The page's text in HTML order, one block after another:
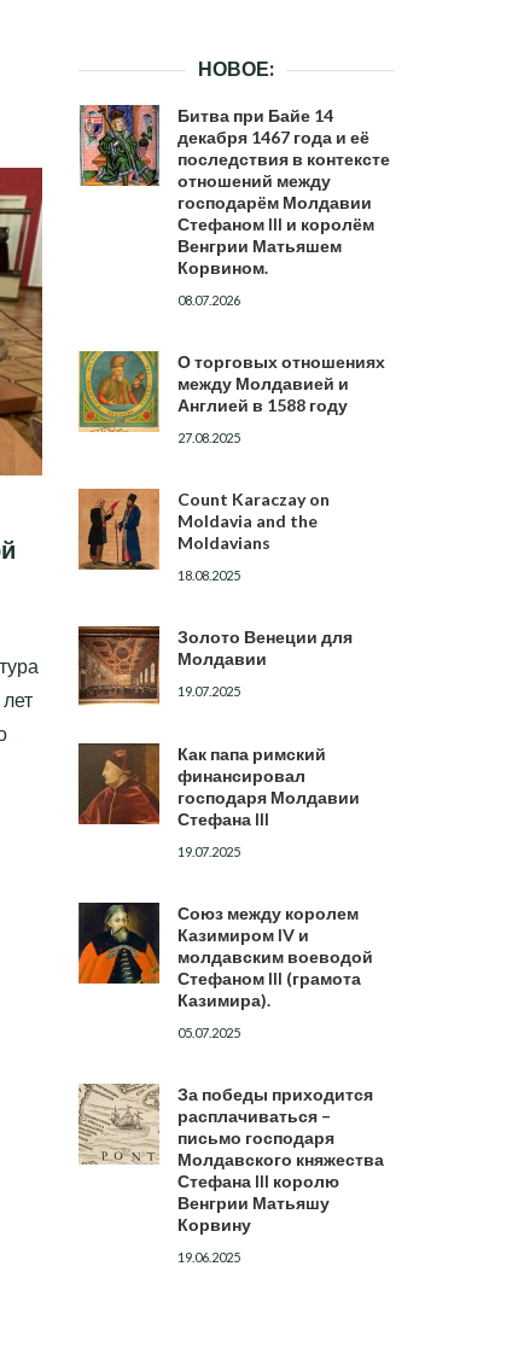
НОВОЕ:
Битва при Байе 14
декабря 1467 года и её
последствия в контексте
отношений между
господарём Молдавии
Стефаном III и королём
Венгрии Матьяшем
Корвином.
08.07.2026
О торговых отношениях
между Молдавией и
Англией в 1588 году
27.08.2025
Count Karaczay on
Moldavia and the
Moldavians
18.08.2025
Золото Венеции для
Молдавии
19.07.2025
Как папа римский
финансировал
господаря Молдавии
Стефана III
19.07.2025
Союз между королем
Казимиром IV и
молдавским воеводой
Стефаном III (грамота
Казимира).
05.07.2025
За победы приходится
расплачиваться –
письмо господаря
Молдавского княжества
Стефана III королю
Венгрии Матьяшу
Корвину
19.06.2025